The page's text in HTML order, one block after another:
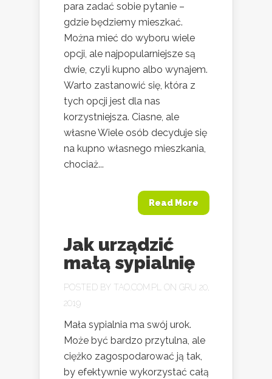
para zadać sobie pytanie –
gdzie będziemy mieszkać.
Można mieć do wyboru wiele
opcji, ale najpopularniejsze są
dwie, czyli kupno albo wynajem.
Warto zastanowić się, która z
tych opcji jest dla nas
korzystniejsza. Ciasne, ale
własne Wiele osób decyduje się
na kupno własnego mieszkania,
chociaż...
Read More
Jak urządzić
małą sypialnię
POSTED BY TAO.COM.PL
ON GRU 20,
2019
Mała sypialnia ma swój urok.
Może być bardzo przytulna, ale
ciężko zagospodarować ją tak,
by efektywnie wykorzystać całą